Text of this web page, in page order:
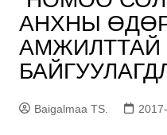
АНХНЫ
АМЖИЛТТАЙ
Baigalmaa TS.